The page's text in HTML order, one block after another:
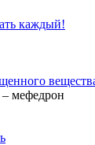
каждый!
мефедрон